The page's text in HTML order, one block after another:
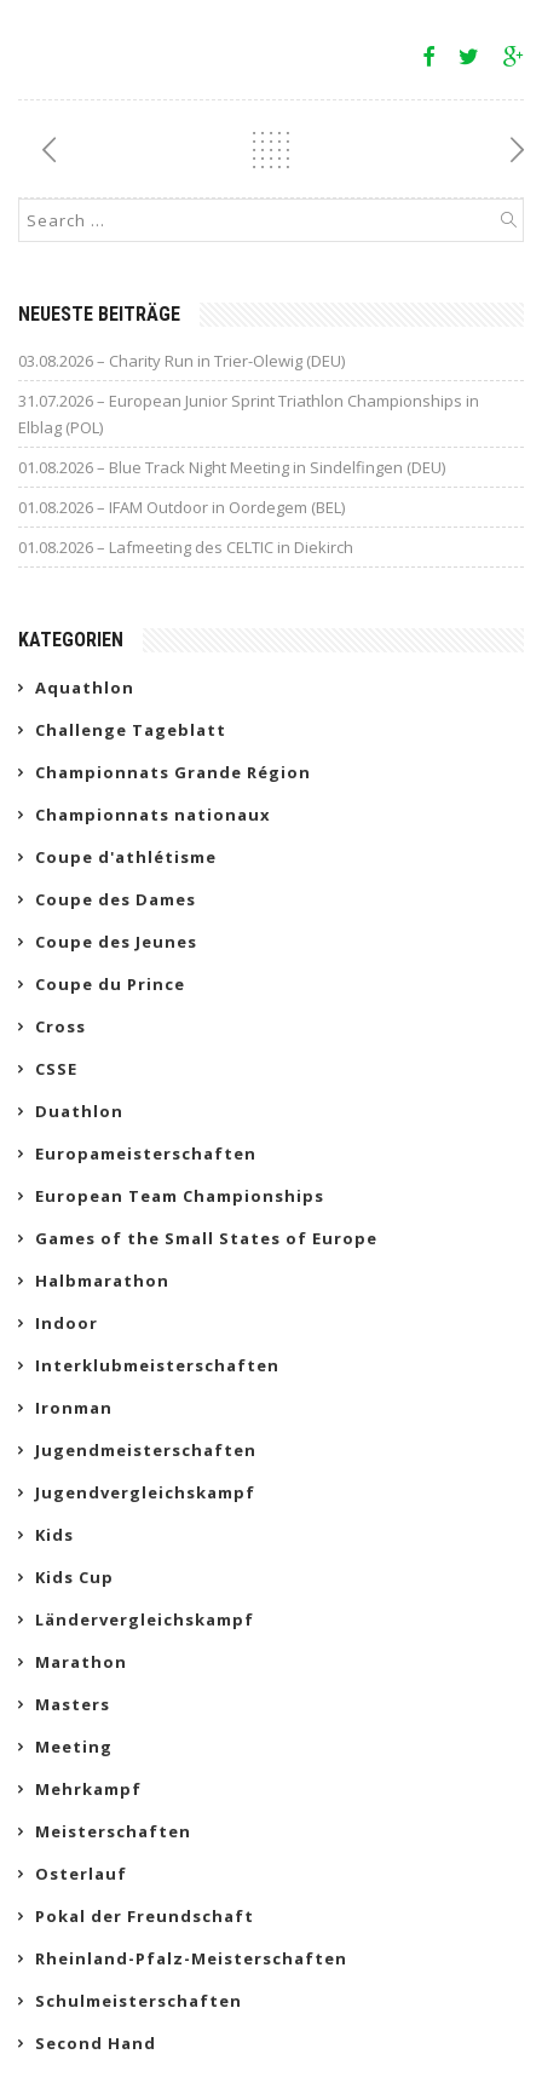
NEUESTE BEITRÄGE
03.08.2026 – Charity Run in Trier-Olewig (DEU)
31.07.2026 – European Junior Sprint Triathlon Championships in
Elblag (POL)
01.08.2026 – Blue Track Night Meeting in Sindelfingen (DEU)
01.08.2026 – IFAM Outdoor in Oordegem (BEL)
01.08.2026 – Lafmeeting des CELTIC in Diekirch
KATEGORIEN
Aquathlon
Challenge Tageblatt
Championnats Grande Région
Championnats nationaux
Coupe d'athlétisme
Coupe des Dames
Coupe des Jeunes
Coupe du Prince
Cross
CSSE
Duathlon
Europameisterschaften
European Team Championships
Games of the Small States of Europe
Halbmarathon
Indoor
Interklubmeisterschaften
Ironman
Jugendmeisterschaften
Jugendvergleichskampf
Kids
Kids Cup
Ländervergleichskampf
Marathon
Masters
Meeting
Mehrkampf
Meisterschaften
Osterlauf
Pokal der Freundschaft
Rheinland-Pfalz-Meisterschaften
Schulmeisterschaften
Second Hand